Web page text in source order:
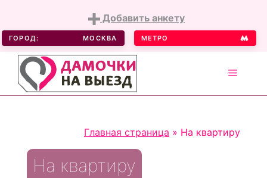
Добавить анкету
ГОРОД: МОСКВА МЕТРО
MENU
Главная страница » На квартиру
На квартиру